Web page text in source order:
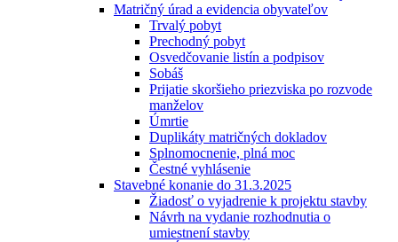
Matričný úrad a evidencia obyvateľov
Trvalý pobyt
Prechodný pobyt
Osvedčovanie listín a podpisov
Sobáš
Prijatie skoršieho priezviska po rozvode
manželov
Úmrtie
Duplikáty matričných dokladov
Splnomocnenie, plná moc
Čestné vyhlásenie
Stavebné konanie do 31.3.2025
Žiadosť o vyjadrenie k projektu stavby
Návrh na vydanie rozhodnutia o
umiestnení stavby